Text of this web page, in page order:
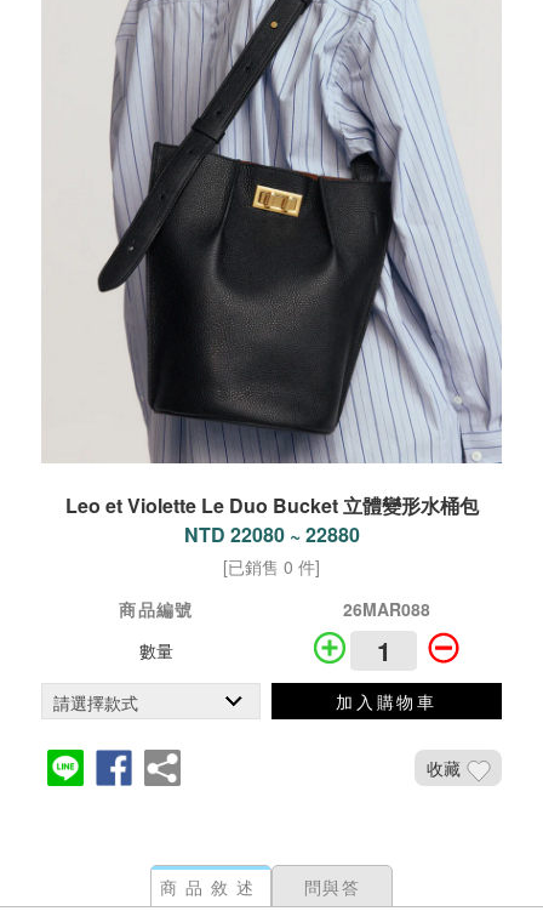
Leo et Violette Le Duo Bucket 立體變形水桶包
NTD 22080 ~ 22880
[已銷售 0 件]
商品編號
26MAR088
數量
加入購物車
收藏
商品敘述 問與答